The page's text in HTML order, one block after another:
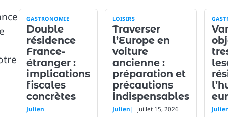
GASTRONOMIE
Double
résidence
France-
étranger :
implications
fiscales
concrètes
Julien
LOISIRS
Traverser
l’Europe en
voiture
ancienne :
préparation et
précautions
indispensables
Julien juillet 15, 2026